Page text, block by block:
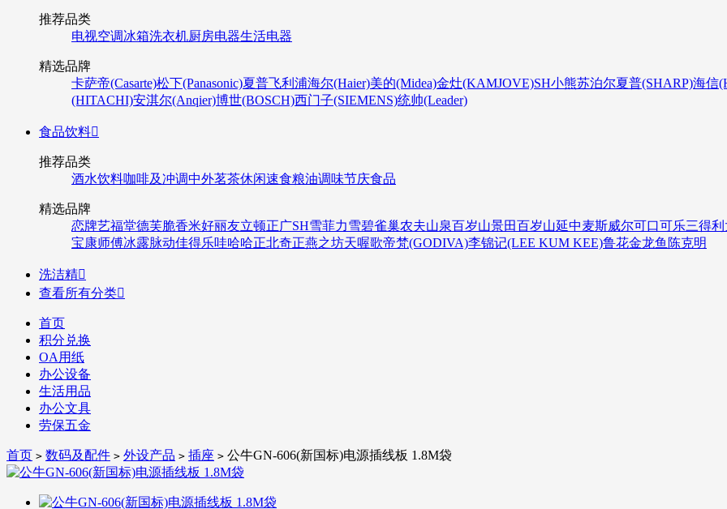
推荐品类
电视空调冰箱洗衣机厨房电器生活电器
精选品牌
卡萨帝(Casarte)松下(Panasonic)夏普飞利浦海尔(Haier)美的(Midea)金灶(KAMJOVE)SH小熊苏泊尔夏普(SHARP)海信
(HITACHI)安淇尔(Anqier)博世(BOSCH)西门子(SIEMENS)统帅(Leader)
食品饮料
推荐品类
酒水饮料咖啡及冲调中外茗茶休闲速食粮油调味节庆食品
精选品牌
恋牌艺福堂德芙脆香米好丽友立顿正广SH雪菲力雪碧雀巢农夫山泉百岁山景田百岁山延中麦斯威尔可口可乐三得利
宝康师傅冰露脉动佳得乐哇哈哈正北奇正燕之坊天喔歌帝梵(GODIVA)李锦记(LEE KUM KEE)鲁花金龙鱼 陈克明
洗洁精
查看所有分类
首页
积分兑换
OA用纸
办公设备
生活用品
办公文具
劳保五金
首页 > 数码及配件 > 外设产品 > 插座 > 公牛GN-606(新国标)电源插线板 1.8M袋